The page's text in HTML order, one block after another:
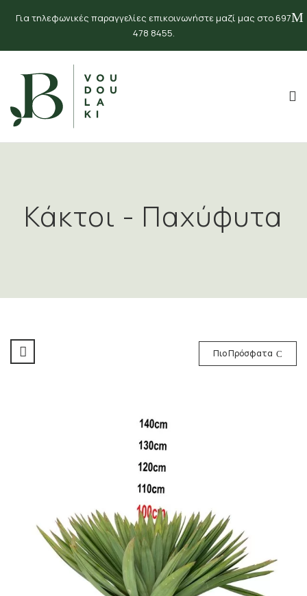
Για τηλεφωνικές παραγγελίες επικοινωνήστε μαζί μας στο 697
478 8455.
Κάκτοι - Παχύφυτα
Πιο Πρόσφατα